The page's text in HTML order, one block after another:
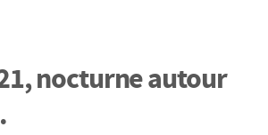
nocturne autour